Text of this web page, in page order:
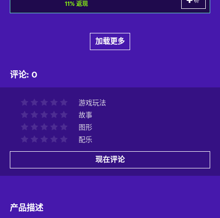
11% 返现
加载更多
评论: 0
游戏玩法
故事
图形
配乐
现在评论
产品描述